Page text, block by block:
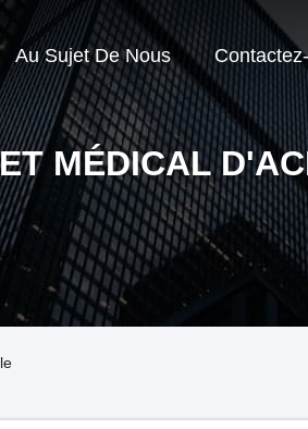
Au Sujet De Nous
MÉDICAL